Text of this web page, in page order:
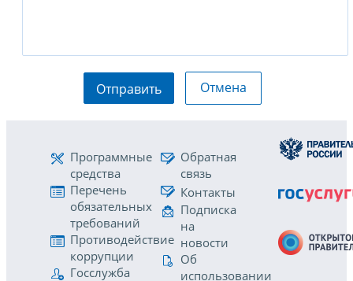
Отправить Отмена
Программные
средства
Перечень
обязательных
требований
Противодействие
коррупции
Госслужба
Обратная
связь
Контакты
Подписка
на
новости
Об
использовании